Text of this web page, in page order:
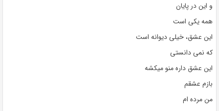
و این در پایان
همه یکی است
این عشق، خیلی دیوانه است
که نمی دانستی
این عشق داره منو میکشه
بازم عشقم
من مرده ام